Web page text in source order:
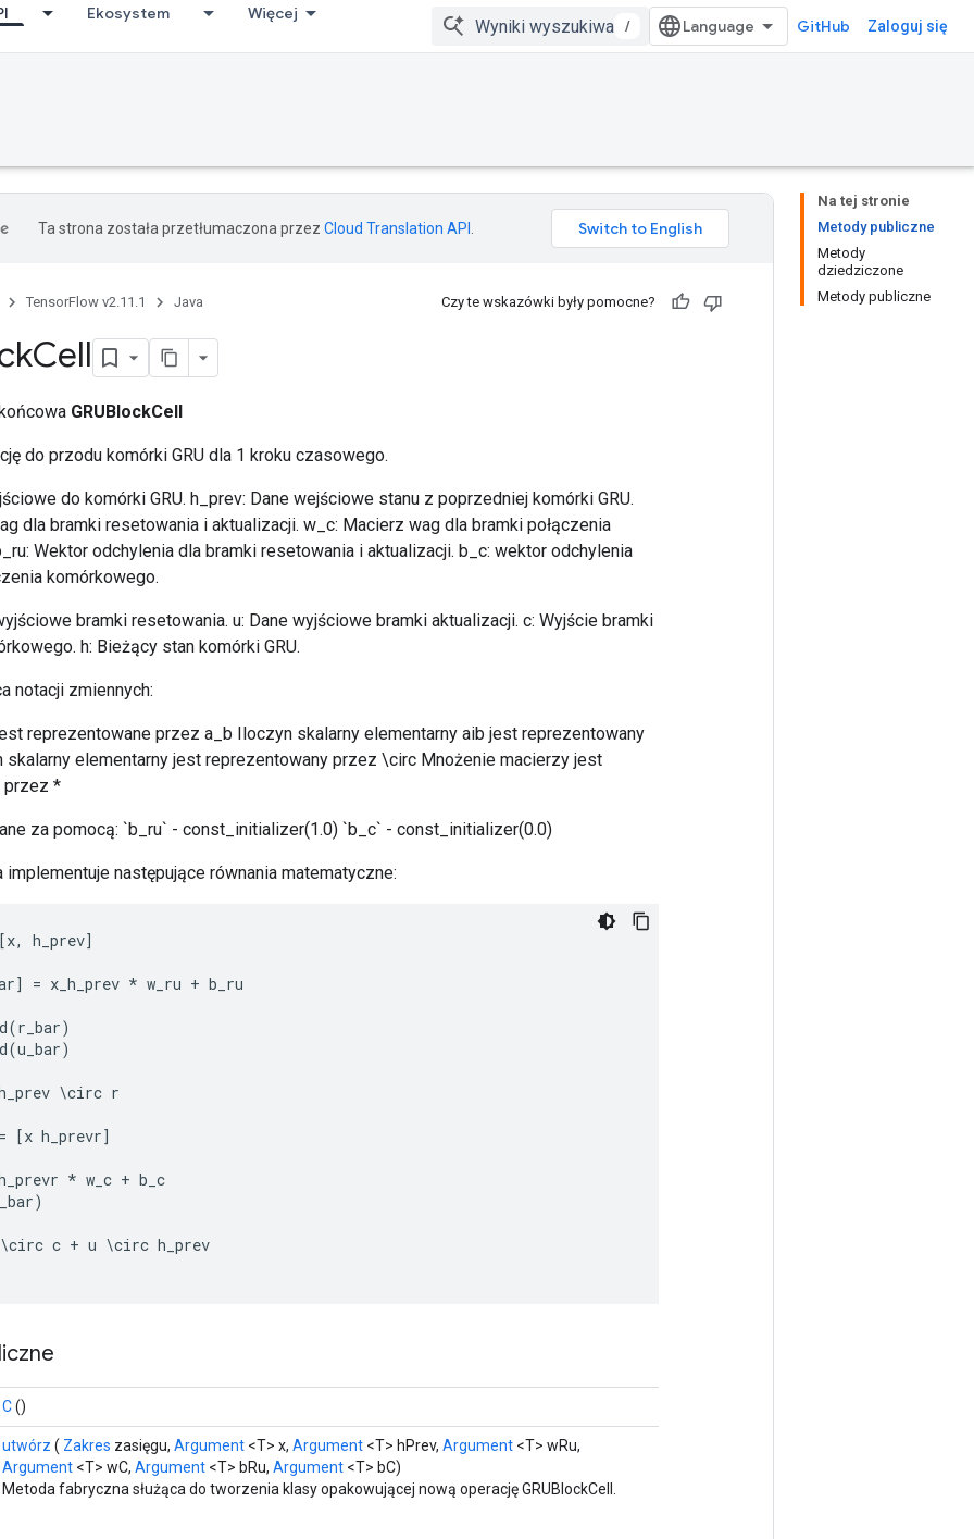
Ekosystem Więcej
/ GitHub Zaloguj się
Na tej stronie
Metody publiczne
Metody
dziedziczone
Metody publiczne
Ta strona została przetłumaczona przez Cloud Translation API
TensorFlow v2.11.1 Java Czy te wskazówki były pomocne?
Cell
GRUBlockCell
do przodu komórki GRU dla 1 kroku czasowego.
do komórki GRU. h_prev: Dane wejściowe stanu z poprzedniej komórki GRU.
dla bramki resetowania i aktualizacji. w_c: Macierz wag dla bramki połączenia
Wektor odchylenia dla bramki resetowania i aktualizacji. b_c: wektor odchylenia
komórkowego.
bramki resetowania. u: Dane wyjściowe bramki aktualizacji. c: Wyjście bramki
h: Bieżący stan komórki GRU.
notacji zmiennych:
reprezentowane przez a_b Iloczyn skalarny elementarny aib jest reprezentowany
skalarny elementarny jest reprezentowany przez \circ Mnożenie macierzy jest
przez *
za pomocą: `b_ru` - const_initializer(1.0) `b_c` - const_initializer(0.0)
implementuje następujące równania matematyczne:
[x, h_prev]
] = x_h_prev * w_ru + b_ru
(r_bar)
(u_bar)
\circ r
= [x h_prevr]
* w_c + b_c
)
\circ c + u \circ h_prev
C()
utwórz ( Zakres zasięgu, Argument <T> x, Argument <T> hPrev, Argument <T> wRu,
Argument <T> wC, Argument <T> bRu, Argument <T> bC)
Metoda fabryczna służąca do tworzenia klasy opakowującej nową operację GRUBlockCell.